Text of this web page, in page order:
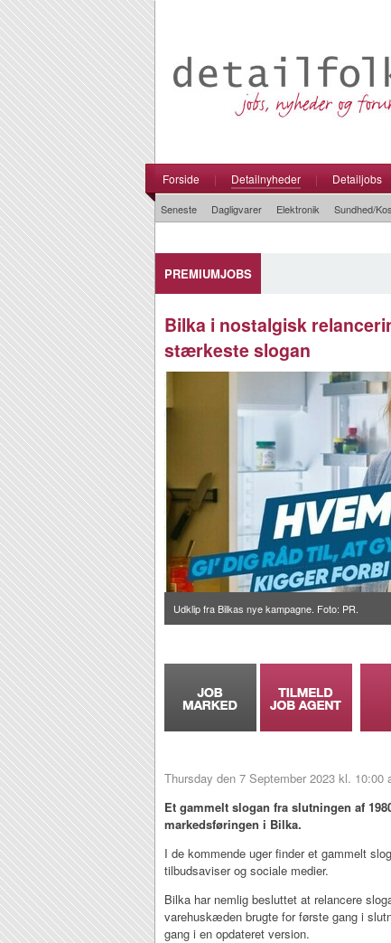
Forside | Detailnyheder | Detailjobs
Seneste Dagligvarer Elektronik Sundhed/
PREMIUMJOBS
Bilka i nostalgisk
stærkeste slogan
Udklip fra Bilkas nye kampagne. Foto: PR.
Thursday den 7 September 2023 kl. 10:00
Et gammelt slogan fra slutningen af
markedsføringen i Bilka.
I de kommende uger finder et gammelt
tilbudsaviser og sociale medier.
Bilka har nemlig besluttet at relancere
varehuskæden brugte for første gang i
gang i en opdateret version.